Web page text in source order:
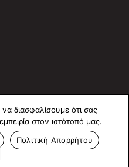
διασφαλίσουμε ότι σας
στον ιστότοπό μας.
Πολιτική Απορρήτου